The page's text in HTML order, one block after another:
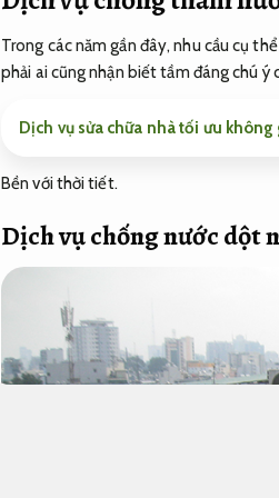
Trong các năm gần đây, nhu cầu cụ
phải ai cũng nhận biết tầm đáng chú ý
Dịch vụ sửa chữa nhà tối ưu không
Bền với thời tiết.
Dịch vụ chống nước dột